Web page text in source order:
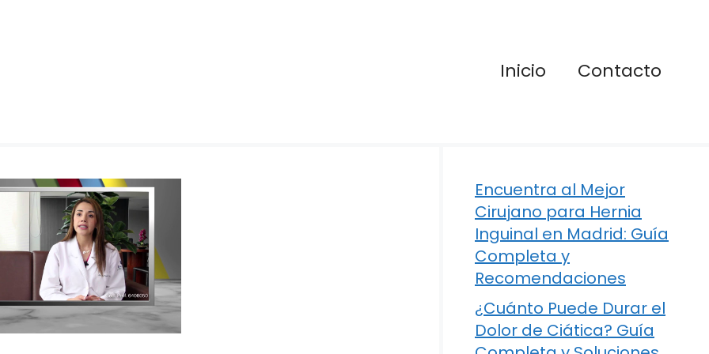
Inicio Contacto
Encuentra al Mejor
Cirujano para Hernia
Inguinal en Madrid: Guía
Completa y
Recomendaciones
¿Cuánto Puede Durar el
Dolor de Ciática? Guía